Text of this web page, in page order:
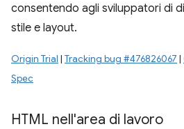
consentendo agli sviluppatori di
stile e layout.
Origin Trial | Tracking bug #476826067 |
Spec
HTML nell'area di lavoro